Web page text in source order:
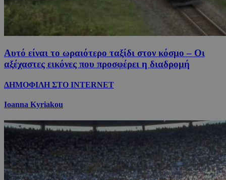
Αυτό είναι το ωραιότερο ταξίδι στον κόσμο – Οι
αξέχαστες εικόνες που προσφέρει η διαδρομή
ΔΗΜΟΦΙΛΗ ΣΤΟ INTERNET
Ioanna Kyriakou